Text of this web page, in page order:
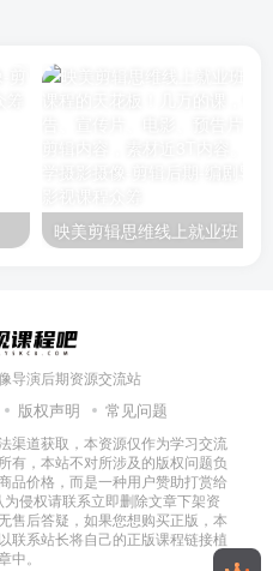
导演后期资源交流站
版权声明 常见问题
渠道获取，本资源仅作为学习交流
有，本站不对所涉及的版权问题负
品价格，而是一种用户赞助打赏给
侵权请联系立即删除文章下架资
售后答疑，如果您想购买正版，本
联系站长将自己的正版课程链接植
中。